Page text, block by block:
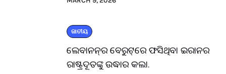
ଜାତୀୟ
ଲେବାନନ୍‌ର ବେରୁଟ୍‌ରେ ଫସିଥିବା ଇରାନର
ରାଷ୍ଟ୍ରଦୂତଙ୍କୁ ଉଦ୍ଧାର କଲା.